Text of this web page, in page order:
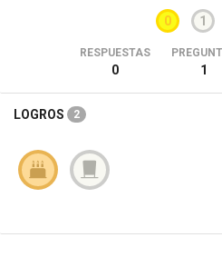
0 1
RESPUESTAS
0 1
LOGROS 2